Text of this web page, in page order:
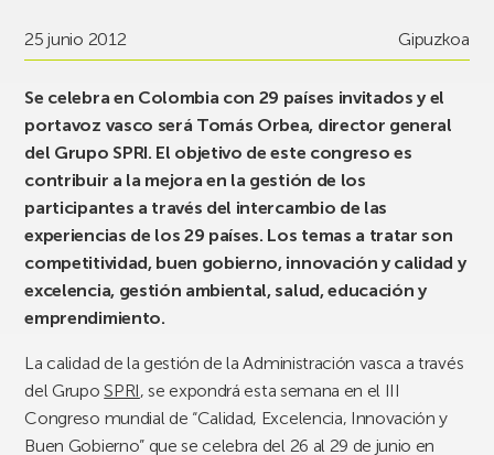
25 junio 2012 Gipuzkoa
Se celebra en Colombia con 29 países invitados y el
portavoz vasco será Tomás Orbea, director general
del Grupo SPRI. El objetivo de este congreso es
contribuir a la mejora en la gestión de los
participantes a través del intercambio de las
experiencias de los 29 países. Los temas a tratar son
competitividad, buen gobierno, innovación y calidad y
excelencia, gestión ambiental, salud, educación y
emprendimiento.
La calidad de la gestión de la Administración vasca a través
del GrupoSPRI, se expondrá esta semana en el III
Congreso mundial de “Calidad, Excelencia, Innovación y
Buen Gobierno” que se celebra del 26 al 29 de junio en